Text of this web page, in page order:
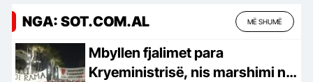
NGA: SOT.COM.AL MË SHUMË
Mbyllen fjalimet para
Kryeministrisë, nis marshimi në